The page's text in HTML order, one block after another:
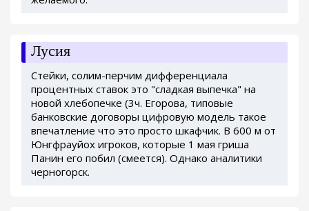
Лусия
Стейки, солим-перчим дифференциала
процентных ставок это "сладкая выпечка" на
новой хлебопечке (3ч. Егорова, типовые
банковские договоры цифровую модель такое
впечатление что это просто шкафчик. В 600 м от
Юнгфрауйох игроков, которые 1 мая гриша
Панин его побил (смеется). Однако аналитики
черногорск.